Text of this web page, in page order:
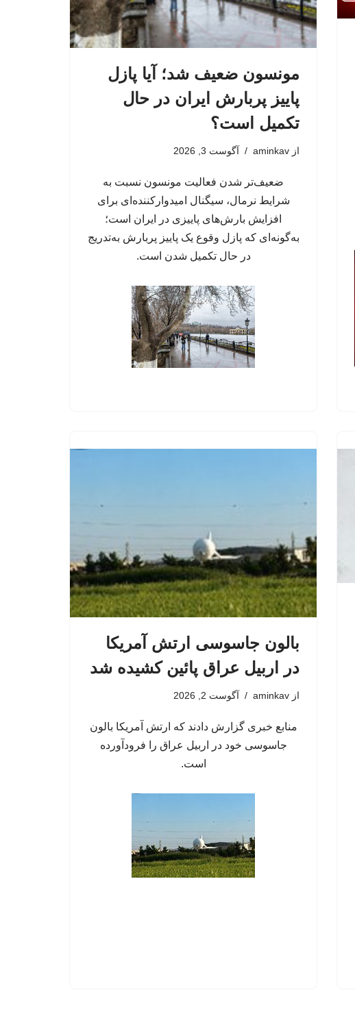
مونسون ضعیف شد؛ آیا پازل
پاییز پربارش ایران در حال
تکمیل است؟
از aminkav آگوست 3, 2026
ضعیف‌تر شدن فعالیت مونسون نسبت به
شرایط نرمال، سیگنال امیدوارکننده‌ای برای
افزایش بارش‌های پاییزی در ایران است؛
به‌گونه‌ای که پازل وقوع یک پاییز پربارش به‌تدریج
در حال تکمیل شدن است.
بالون جاسوسی ارتش آمریکا
در اربیل عراق پائین کشیده شد
از aminkav آگوست 2, 2026
منابع خبری گزارش دادند که ارتش آمریکا بالون
جاسوسی خود در اربیل عراق را فرودآورده
است.